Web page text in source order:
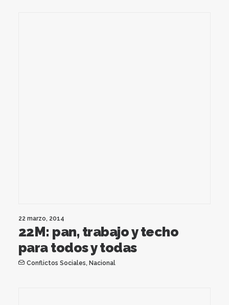
22 marzo, 2014
22M: pan, trabajo y techo
para todos y todas
Conflictos Sociales, Nacional